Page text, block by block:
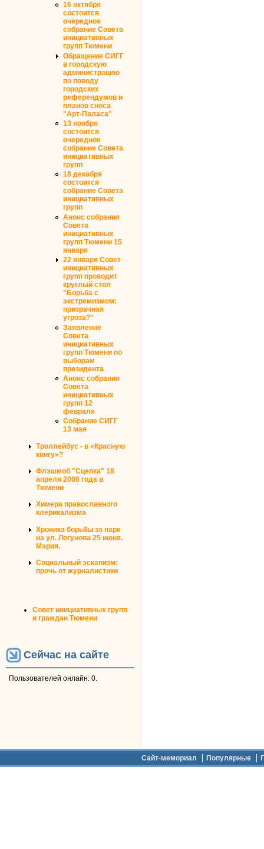
16 октября
состоится
очередное
собрание Совета
инициативных
групп Тюмени
Обращение СИГГ
в городскую
администрацию
по поводу
городских
референдумов и
планов сноса
"Арт-Паласа"
13 ноября
состоится
очередное
собрание Совета
инициативных
групп
18 декабря
состоится
собрание Совета
инициативных
групп
Анонс собрания
Совета
инициативных
групп Тюмени 15
января
22 января Совет
инициативных
групп проводит
круглый стол
"Борьба с
экстремизмом:
призрачная
угроза?"
Заявление
Совета
инициативных
групп Тюмени по
выборам
президента
Анонс собрания
Совета
инициативных
групп 12
февраля
Собрание СИГГ
13 мая
Троллейбус - в «Красную
книгу»?
Флэшмоб "Сцепка" 18
апреля 2008 года в
Тюмени
Химера православного
клерикализма
Хроника борьбы за парк
на ул. Логунова 25 июня.
Мэрия.
Социальный эскапизм:
прочь от журналистики
Совет инициативных групп
и граждан Тюмени
Сейчас на сайте
Пользователей онлайн: 0.
Сайт-мемориал Популярные